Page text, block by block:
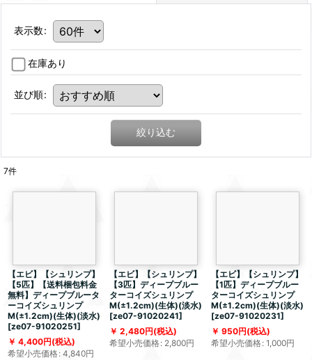
表示数:
在庫あり
並び順:
絞り込む
7件
【エビ】【シュリンプ】
【5匹】【送料梱包料金
無料】ディープブルータ
ーコイズシュリンプ
M(±1.2cm)(生体)(淡水)
[ze07-91020251]
4,400円(税込)
希望小売価格: 4,840円
【エビ】【シュリンプ】
【3匹】ディープブルー
ターコイズシュリンプ
M(±1.2cm)(生体)(淡水)
[ze07-91020241]
2,480円(税込)
希望小売価格: 2,800円
【エビ】【シュリンプ】
【1匹】ディープブルー
ターコイズシュリンプ
M(±1.2cm)(生体)(淡水)
[ze07-91020231]
950円(税込)
希望小売価格: 1,000円